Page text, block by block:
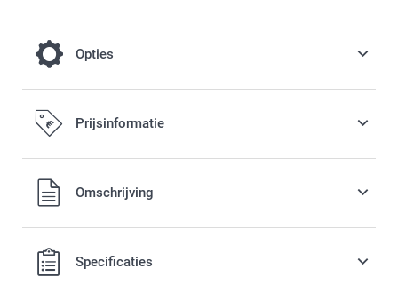
Opties
Kies ervoor om jouw Fotokaarten in een
prachtige gekleurde envelop te versturen
Vanaf
Papier van 120 g
Prijsinformatie
Alle prijzen zijn in EURO (€) inclusief BTW en exclusief
verzendkosten.
Omschrijving
Specificaties